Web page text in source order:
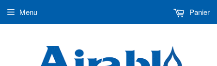
Menu Panier